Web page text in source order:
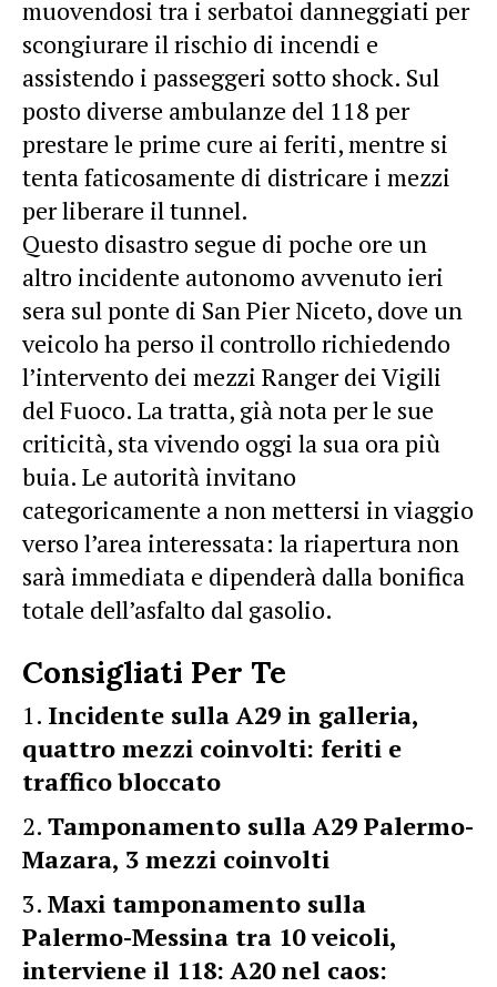
muovendosi tra i serbatoi danneggiati per
scongiurare il rischio di incendi e
assistendo i passeggeri sotto shock. Sul
posto diverse ambulanze del 118 per
prestare le prime cure ai feriti, mentre si
tenta faticosamente di districare i mezzi
per liberare il tunnel.
Questo disastro segue di poche ore un
altro incidente autonomo avvenuto ieri
sera sul ponte di San Pier Niceto, dove un
veicolo ha perso il controllo richiedendo
l’intervento dei mezzi Ranger dei Vigili
del Fuoco. La tratta, già nota per le sue
criticità, sta vivendo oggi la sua ora più
buia. Le autorità invitano
categoricamente a non mettersi in viaggio
verso l’area interessata: la riapertura non
sarà immediata e dipenderà dalla bonifica
totale dell’asfalto dal gasolio.
Consigliati Per Te
Incidente sulla A29 in galleria,
quattro mezzi coinvolti: feriti e
traffico bloccato
Tamponamento sulla A29 Palermo-
Mazara, 3 mezzi coinvolti
Maxi tamponamento sulla
Palermo-Messina tra 10 veicoli,
interviene il 118: A20 nel caos: